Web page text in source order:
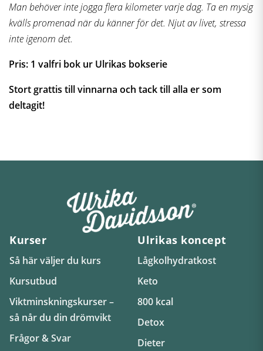
Man behöver inte jogga flera kilometer varje dag. Ta en mysig
kvälls promenad när du känner för det. Njut av livet, stressa
inte igenom det.
Pris: 1 valfri bok ur Ulrikas bokserie
Stort grattis till vinnarna och tack till alla er som
deltagit!
Kurser
Så här väljer du kurs
Kursutbud
Viktminskningskurser –
så når du din drömvikt
Frågor & Svar
Ulrikas koncept
Lågkolhydratkost
Keto
800 kcal
Detox
Dieter